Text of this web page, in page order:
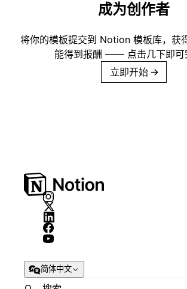
成为创作者
将你的模板提交到 Notion 模板库，获
能得到报酬 —— 点击几下即可
立即开始 →
简体中文